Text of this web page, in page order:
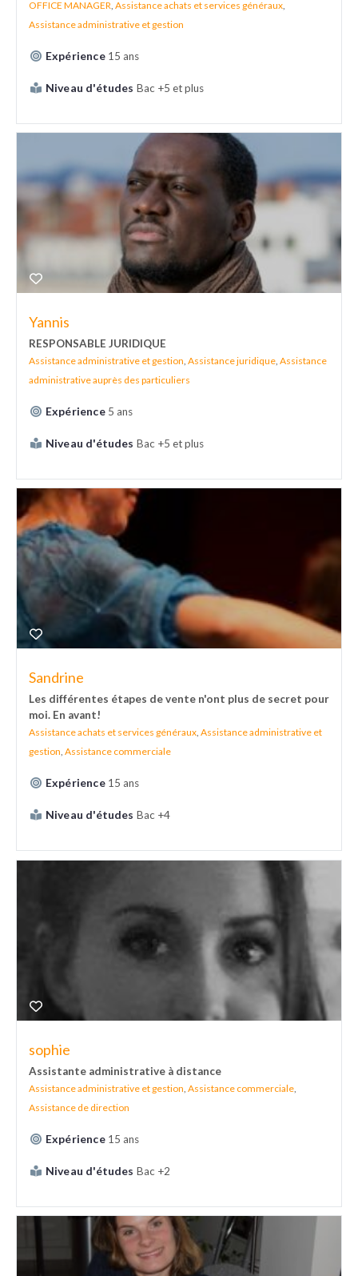
OFFICE MANAGER, Assistance achats et services généraux,
Assistance administrative et gestion
Expérience 15 ans
Niveau d'études Bac +5 et plus
Yannis
RESPONSABLE JURIDIQUE
Assistance administrative et gestion, Assistance juridique, Assistance
administrative auprès des particuliers
Expérience 5 ans
Niveau d'études Bac +5 et plus
Sandrine
Les différentes étapes de vente n'ont plus de secret pour
moi. En avant!
Assistance achats et services généraux, Assistance administrative et
gestion, Assistance commerciale
Expérience 15 ans
Niveau d'études Bac +4
sophie
Assistante administrative à distance
Assistance administrative et gestion Assistance commerciale
Assistance de direction
Expérience 15 ans
Niveau d'études Bac +2